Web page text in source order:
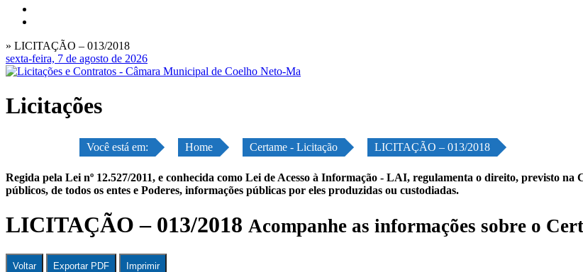
» LICITAÇÃO – 013/2018
sexta-feira, 7 de agosto de 2026
Licitações
Você está em: Home Certame - Licitação LICITAÇÃO – 013/2018
Regida pela Lei nº 12.527/2011, e conhecida como Lei de Acesso à Informação - LAI, regulamenta o direito, previsto na
públicos, de todos os entes e Poderes, informações públicas por eles produzidas ou custodiadas.
LICITAÇÃO – 013/2018 Acompanhe as informações sobre o
Voltar Exportar PDF Imprimir